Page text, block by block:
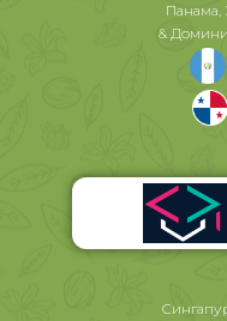
Панама,
&